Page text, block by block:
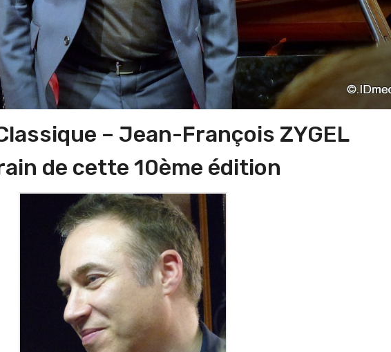
– Jean-François ZYGEL
de cette 10ème édition